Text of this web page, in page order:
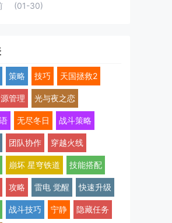
(01-30)
策略 技巧 天国拯救2
管理 光与夜之恋
无尽冬日 战斗策略
团队协作 穿越火线
崩坏 星穹铁道 技能搭配
攻略 雷电 觉醒 快速升级
战斗技巧 宁静 隐藏任务